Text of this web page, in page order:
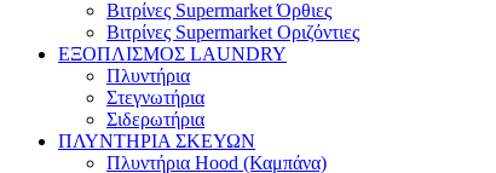
Βιτρίνες Supermarket Όρθιες
Βιτρίνες Supermarket Οριζόντιες
ΕΞΟΠΛΙΣΜΟΣ LAUNDRY
Πλυντήρια
Στεγνωτήρια
Σιδερωτήρια
ΠΛΥΝΤΗΡΙΑ ΣΚΕΥΩΝ
Πλυντήρια Hood (Καμπάνα)